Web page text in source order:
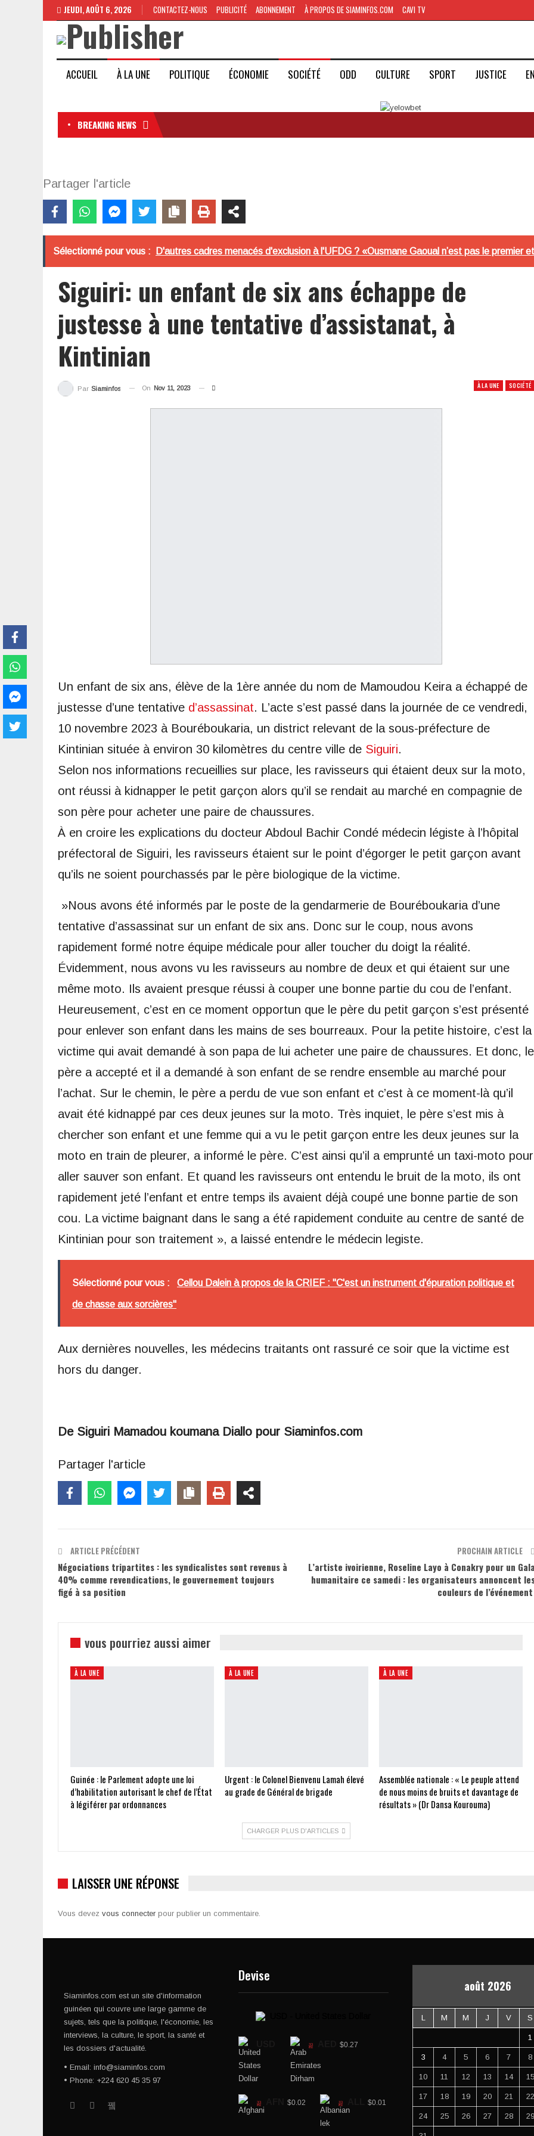
JEUDI, AOÛT 6, 2026 CONTACTEZ-NOUS PUBLICITÉ ABONNEMENT À PROPOS DE SIAMINFOS.COM CAVI TV
ACCUEIL À LA UNE POLITIQUE ÉCONOMIE SOCIÉTÉ ODD CULTURE SPORT JUSTICE
BREAKING NEWS
Partager l'article
Sélectionné pour vous : D'autres cadres menacés d'exclusion à l'UFDG ? «Ousmane Gaoual n’est pas le premier
Siguiri: un enfant de six ans échappe de
justesse à une tentative d’assistanat, à
Kintinian
À LA UNE SOCIÉTÉ
Par Siaminfos On Nov 11, 2023
Un enfant de six ans, élève de la 1ère année du nom de Mamoudou Keira a échappé de
justesse d’une tentative d’assassinat. L’acte s’est passé dans la journée de ce vendredi,
10 novembre 2023 à Bouréboukaria, un district relevant de la sous-préfecture de
Kintinian située à environ 30 kilomètres du centre ville de Siguiri.
Selon nos informations recueillies sur place, les ravisseurs qui étaient deux sur la moto,
ont réussi à kidnapper le petit garçon alors qu’il se rendait au marché en compagnie de
son père pour acheter une paire de chaussures.
À en croire les explications du docteur Abdoul Bachir Condé médecin légiste à l’hôpital
préfectoral de Siguiri, les ravisseurs étaient sur le point d’égorger le petit garçon avant
qu’ils ne soient pourchassés par le père biologique de la victime.
»Nous avons été informés par le poste de la gendarmerie de Bouréboukaria d’une
tentative d’assassinat sur un enfant de six ans. Donc sur le coup, nous avons
rapidement formé notre équipe médicale pour aller toucher du doigt la réalité.
Évidemment, nous avons vu les ravisseurs au nombre de deux et qui étaient sur une
même moto. Ils avaient presque réussi à couper une bonne partie du cou de l’enfant.
Heureusement, c’est en ce moment opportun que le père du petit garçon s’est présenté
pour enlever son enfant dans les mains de ses bourreaux. Pour la petite histoire, c’est la
victime qui avait demandé à son papa de lui acheter une paire de chaussures. Et donc, le
père a accepté et il a demandé à son enfant de se rendre ensemble au marché pour
l’achat. Sur le chemin, le père a perdu de vue son enfant et c’est à ce moment-là qu’il
avait été kidnappé par ces deux jeunes sur la moto. Très inquiet, le père s’est mis à
chercher son enfant et une femme qui a vu le petit garçon entre les deux jeunes sur la
moto en train de pleurer, a informé le père. C’est ainsi qu’il a emprunté un taxi-moto pour
aller sauver son enfant. Et quand les ravisseurs ont entendu le bruit de la moto, ils ont
rapidement jeté l’enfant et entre temps ils avaient déjà coupé une bonne partie de son
cou. La victime baignant dans le sang a été rapidement conduite au centre de santé de
Kintinian pour son traitement », a laissé entendre le médecin legiste.
Sélectionné pour vous : Cellou Dalein à propos de la CRIEF : "C'est un instrument d'épuration politique et
de chasse aux sorcières"
Aux dernières nouvelles, les médecins traitants ont rassuré ce soir que la victime est
hors du danger.
De Siguiri Mamadou koumana Diallo pour Siaminfos.com
Partager l'article
ARTICLE PRÉCÉDENT
Négociations tripartites : les syndicalistes sont revenus à
40% comme revendications, le gouvernement toujours
figé à sa position
PROCHAIN ARTICLE
L’artiste ivoirienne, Roseline Layo à Conakry pour un Gala
humanitaire ce samedi : les organisateurs annoncent
couleurs de l’événement
vous pourriez aussi aimer
À LA UNE
Guinée : le Parlement adopte une loi
d’habilitation autorisant le chef de l’État
à légiférer par ordonnances
À LA UNE
Urgent : le Colonel Bienvenu Lamah élevé
au grade de Général de brigade
À LA UNE
Assemblée nationale : « Le peuple attend
de nous moins de bruits et davantage de
résultats » (Dr Dansa Kourouma)
CHARGER PLUS D'ARTICLES
LAISSER UNE RÉPONSE
Vous devez vous connecter pour publier un commentaire.
Siaminfos.com est un site d'information
guinéen qui couvre une large gamme de
sujets, tels que la politique, l'économie, les
interviews, la culture, le sport, la santé et
les dossiers d'actualité.
• Email: info@siaminfos.com
• Phone: +224 620 45 35 97
Devise
$0.27
$0.02 $0.01
août 2026
L M M J V S
1
3 4 5 6 7 8
10 11 12 13 14 15
17 18 19 20 21 22
24 25 26 27 28 29